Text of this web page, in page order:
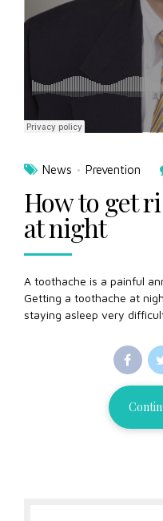
News Prevention
How to get
at night
A toothache is a painful
Getting a toothache at
staying asleep very